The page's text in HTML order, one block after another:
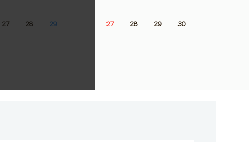
27 28 29 27 28 29 30